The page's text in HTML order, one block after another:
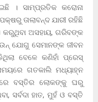
। ସାମ୍ପ୍ରତିକ କରୋନା
ତାଲାବନ୍ଦ ଯାରୀ ରହିଛି
ଅସହାୟ, ଗରିବଙ୍କ
ଯୋଗୁ ସେମାନଙ୍କ ଜୀବନ
ବେଳେ କଣିହାଁ ପ୍ରେସ୍
ଗତକାଲି ମଧ୍ୟାହ୍ନ
ବସ୍ତିର ଲୋକଙ୍କୁ ଘରୁ
ସର୍ବଦା ହାତ, ମୁହଁ ଓ ବସ୍ତି